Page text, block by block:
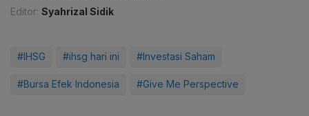
Editor: Syahrizal Sidik
#IHSG #ihsg hari ini #Investasi Saham
#Bursa Efek Indonesia #Give Me Perspective